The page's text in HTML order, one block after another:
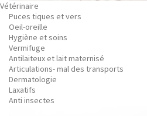
Vétérinaire
Puces tiques et vers
Oeil-oreille
Hygiène et soins
Vermifuge
Antilaiteux et lait maternisé
Articulations- mal des transports
Dermatologie
Laxatifs
Anti insectes